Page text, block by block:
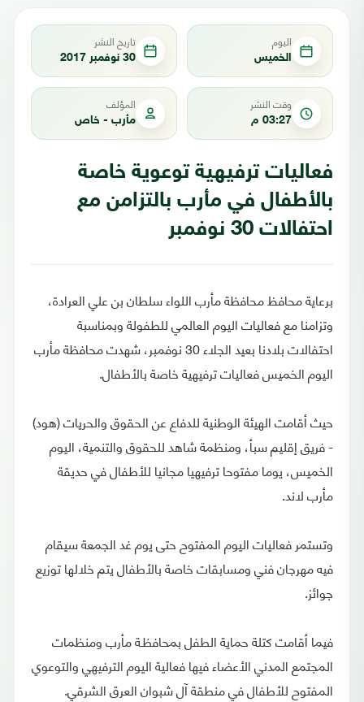
اليوم
الخميس
تاريخ النشر
30 نوفمبر 2017
وقت النشر
03:27 م
المؤلف
مأرب - خاص
فعاليات ترفيهية توعوية خاصة
بالأطفال في مأرب بالتزامن مع
احتفالات 30 نوفمبر
برعاية محافظ محافظة مأرب اللواء سلطان بن علي العرادة،
وتزامنا مع فعاليات اليوم العالمي للطفولة وبمناسبة
احتفالات بلادنا بعيد الجلاء 30 نوفمبر، شهدت محافظة مأرب
اليوم الخميس فعاليات ترفيهية خاصة بالأطفال.
حيث أقامت الهيئة الوطنية للدفاع عن الحقوق والحريات (هود)
- فريق إقليم سبأ، ومنظمة شاهد للحقوق والتنمية، اليوم
الخميس، يوما مفتوحا ترفيهيا مجانيا للأطفال في حديقة
مأرب لاند.
وتستمر فعاليات اليوم المفتوح حتى يوم غد الجمعة سيقام
فيه مهرجان فني ومسابقات خاصة بالأطفال يتم خلالها توزيع
جوائز.
فيما أقامت كتلة حماية الطفل بمحافظـة مأرب ومنظمات
المجتمع المدني الأعضاء فيها فعالية اليوم الترفيهي والتوعوي
المفتوح للأطفال في منطقة آل شبوان العرق الشرقي.